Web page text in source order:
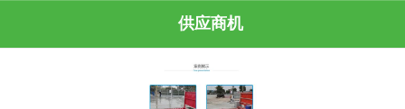
供应商机